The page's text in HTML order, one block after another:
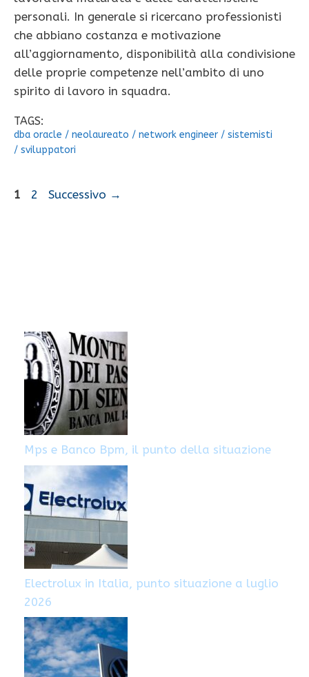
personali. In generale si ricercano professionisti
che abbiano costanza e motivazione
all’aggiornamento, disponibilità alla condivisione
delle proprie competenze nell’ambito di uno
spirito di lavoro in squadra.
TAGS:
dba oracle / neolaureato / network engineer / sistemisti
/ sviluppatori
Pagina
1 Pagina
2 Successivo →
Mps e Banco Bpm, il punto della situazione
Electrolux in Italia, punto situazione a luglio
2026